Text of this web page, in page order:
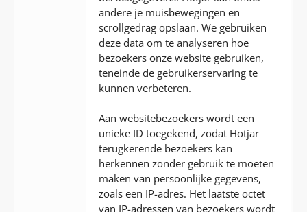
andere je muisbewegingen en
scrollgedrag opslaan. We gebruiken
deze data om te analyseren hoe
bezoekers onze website gebruiken,
teneinde de gebruikerservaring te
kunnen verbeteren.
Aan websitebezoekers wordt een
unieke ID toegekend, zodat Hotjar
terugkerende bezoekers kan
herkennen zonder gebruik te moeten
maken van persoonlijke gegevens,
zoals een IP-adres. Het laatste octet
van IP-adressen van bezoekers wordt